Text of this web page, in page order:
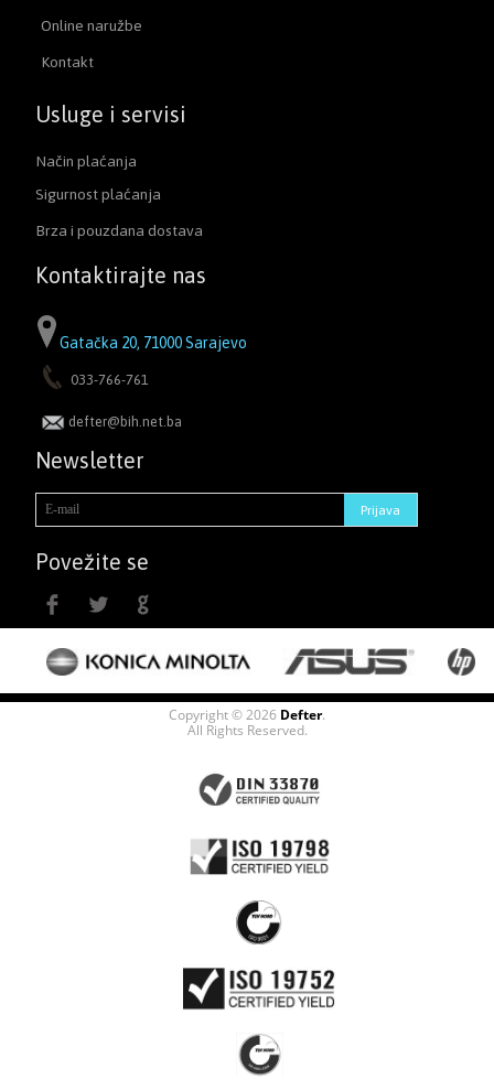
Online naružbe
Kontakt
Usluge i servisi
Način plaćanja
Sigurnost plaćanja
Brza i pouzdana dostava
Kontaktirajte nas
Gatačka 20, 71000 Sarajevo
033-766-761
defter@bih.net.ba
Newsletter
Povežite se
Copyright © 2026 Defter.
All Rights Reserved.